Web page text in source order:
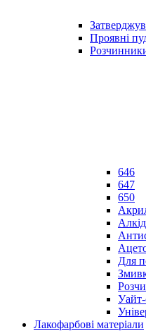
Проявні
646
647
650
Для
Уайт-
Лакофарбові матеріали